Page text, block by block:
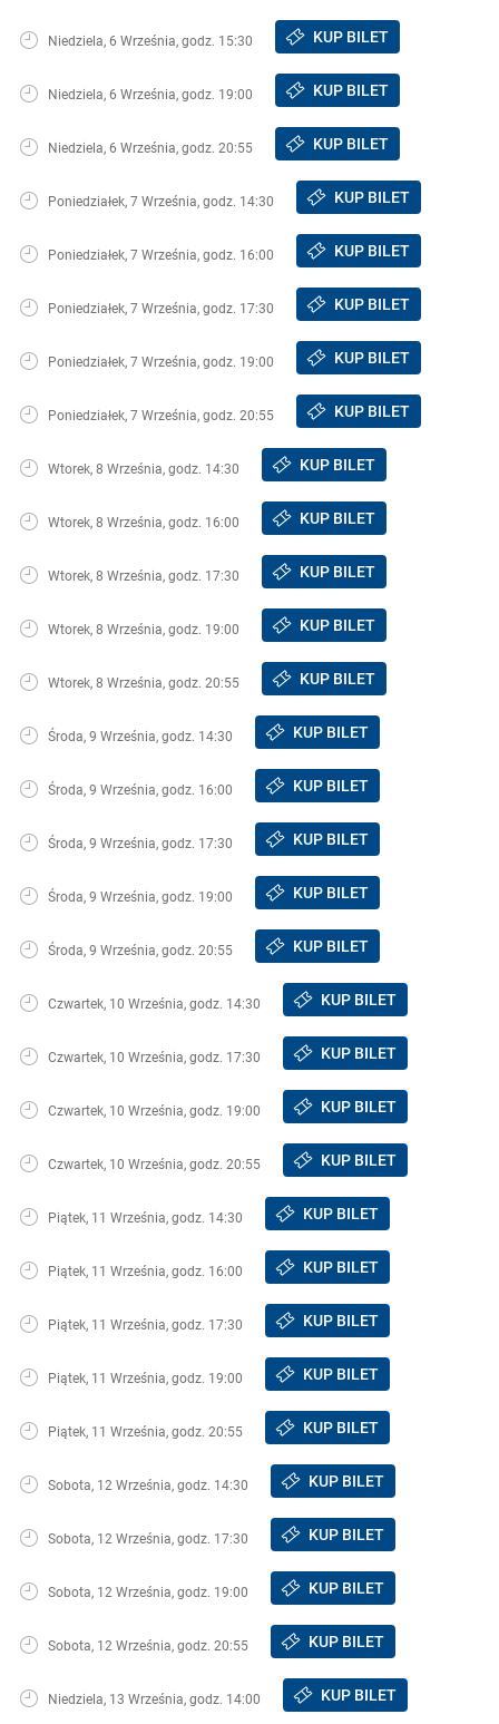
Niedziela, 6 Września, godz. 15:30 KUP BILET
Niedziela, 6 Września, godz. 19:00 KUP BILET
Niedziela, 6 Września, godz. 20:55 KUP BILET
Poniedziałek, 7 Września, godz. 14:30 KUP BILET
Poniedziałek, 7 Września, godz. 16:00 KUP BILET
Poniedziałek, 7 Września, godz. 17:30 KUP BILET
Poniedziałek, 7 Września, godz. 19:00 KUP BILET
Poniedziałek, 7 Września, godz. 20:55 KUP BILET
Wtorek, 8 Września, godz. 14:30 KUP BILET
Wtorek, 8 Września, godz. 16:00 KUP BILET
Wtorek, 8 Września, godz. 17:30 KUP BILET
Wtorek, 8 Września, godz. 19:00 KUP BILET
Wtorek, 8 Września, godz. 20:55 KUP BILET
Środa, 9 Września, godz. 14:30 KUP BILET
Środa, 9 Września, godz. 16:00 KUP BILET
Środa, 9 Września, godz. 17:30 KUP BILET
Środa, 9 Września, godz. 19:00 KUP BILET
Środa, 9 Września, godz. 20:55 KUP BILET
Czwartek, 10 Września, godz. 14:30 KUP BILET
Czwartek, 10 Września, godz. 17:30 KUP BILET
Czwartek, 10 Września, godz. 19:00 KUP BILET
Czwartek, 10 Września, godz. 20:55 KUP BILET
Piątek, 11 Września, godz. 14:30 KUP BILET
Piątek, 11 Września, godz. 16:00 KUP BILET
Piątek, 11 Września, godz. 17:30 KUP BILET
Piątek, 11 Września, godz. 19:00 KUP BILET
Piątek, 11 Września, godz. 20:55 KUP BILET
Sobota, 12 Września, godz. 14:30 KUP BILET
Sobota, 12 Września, godz. 17:30 KUP BILET
Sobota, 12 Września, godz. 19:00 KUP BILET
Sobota, 12 Września, godz. 20:55 KUP BILET
Niedziela, 13 Września, godz. 14:00 KUP BILET